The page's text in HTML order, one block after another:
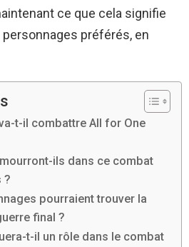
ce que cela signifie
préférés, en
t-il combattre All for One
ils dans ce combat
?
pourraient trouver la
final ?
t-il un rôle dans le combat